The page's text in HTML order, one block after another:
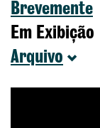
Brevemente
Em Exibição
Arquivo